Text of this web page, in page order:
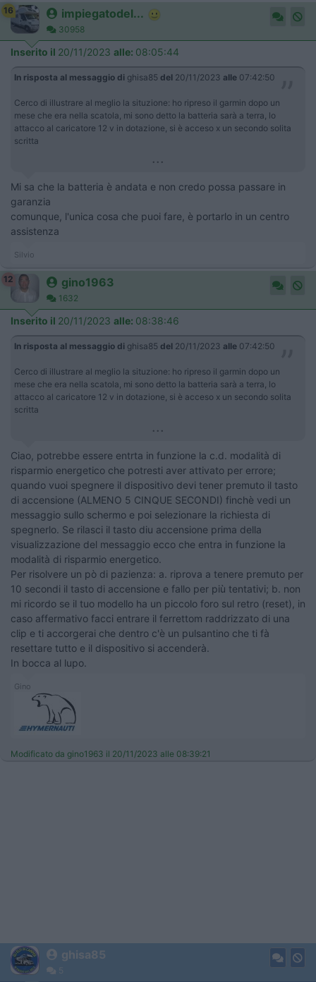
16 impiegatodel...
30958
Inserito il 20/11/2023 alle: 08:05:44
In risposta al messaggio di ghisa85 del 20/11/2023 alle 07:42:50
Cerco di illustrare al meglio la situzione: ho ripreso il garmin dopo un
mese che era nella scatola, mi sono detto la batteria sarà a terra, lo
attacco al caricatore 12 v in dotazione, si è acceso x un secondo solita
scritta
...
Mi sa che la batteria è andata e non credo possa passare in
garanzia
comunque, l'unica cosa che puoi fare, è portarlo in un centro
assistenza
Silvio
12 gino1963
1632
Inserito il 20/11/2023 alle: 08:38:46
In risposta al messaggio di ghisa85 del 20/11/2023 alle 07:42:50
Cerco di illustrare al meglio la situzione: ho ripreso il garmin dopo un
mese che era nella scatola, mi sono detto la batteria sarà a terra, lo
attacco al caricatore 12 v in dotazione, si è acceso x un secondo solita
scritta
...
Ciao, potrebbe essere entrta in funzione la c.d. modalità di
risparmio energetico che potresti aver attivato per errore;
quando vuoi spegnere il dispositivo devi tener premuto il tasto
di accensione (ALMENO 5 CINQUE SECONDI) finchè vedi un
messaggio sullo schermo e poi selezionare la richiesta di
spegnerlo. Se rilasci il tasto diu accensione prima della
visualizzazione del messaggio ecco che entra in funzione la
modalità di risparmio energetico.
Per risolvere un pò di pazienza: a. riprova a tenere premuto per
10 secondi il tasto di accensione e fallo per più tentativi; b. non
mi ricordo se il tuo modello ha un piccolo foro sul retro (reset), in
caso affermativo facci entrare il ferrettom raddrizzato di una
clip e ti accorgerai che dentro c'è un pulsantino che ti fà
resettare tutto e il dispositivo si accenderà.
In bocca al lupo.
Gino
Modificato da gino1963 il 20/11/2023 alle 08:39:21
ghisa85
5